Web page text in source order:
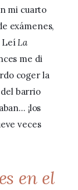
mi cuarto
exámenes,
Leí La
me di
coger la
barrio
¡los
veces
en el